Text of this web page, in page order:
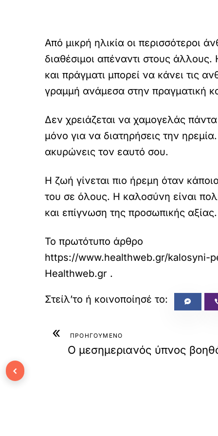
Από μικρή ηλικία οι περισσότεροι
διαθέσιμοι απέναντι στους
και πράγματι μπορεί να κάνει τις
γραμμή ανάμεσα στην πραγματική
Δεν χρειάζεται να χαμογελάς
μόνο για να διατηρήσεις την
ακυρώνεις τον εαυτό σου.
Η ζωή γίνεται πιο ήρεμη όταν
του σε όλους. Η καλοσύνη είναι
και επίγνωση της προσωπικής αξίας.
Το πρωτότυπο άρθρο
https://www.healthweb.gr/kalosyni-
Healthweb.gr .
« ΠΡΟΗΓΟΥΜΕΝΟ
Ο μεσημεριανός ύπνος
‹